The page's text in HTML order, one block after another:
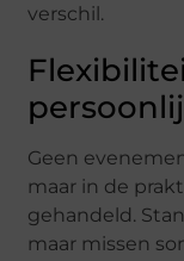
verschil.
Geen
maar in de
gehandeld.
maar missen